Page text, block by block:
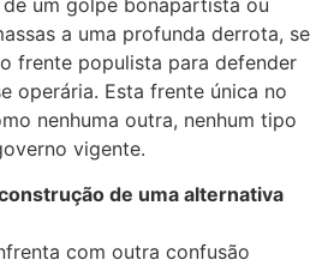
a uma profunda derrota, se
frente populista para defender
operária. Esta frente única no
nenhuma outra, nenhum tipo
vigente.
de uma alternativa
com outra confusão